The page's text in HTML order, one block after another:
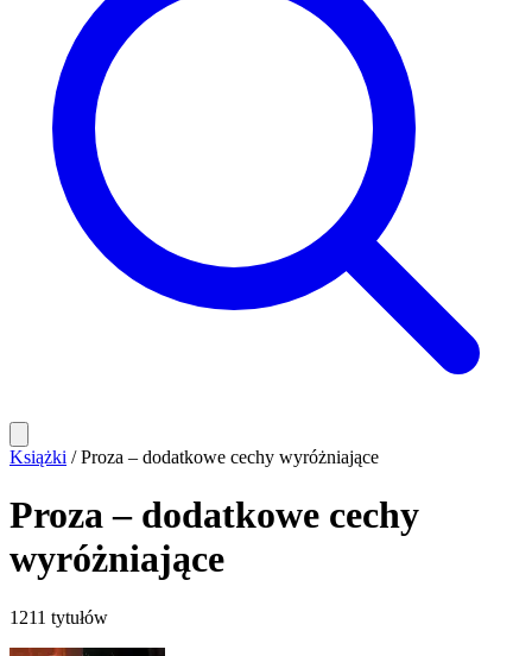
Książki / Proza – dodatkowe cechy wyróżniające
Proza – dodatkowe cechy
wyróżniające
1211 tytułów